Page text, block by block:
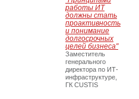
работы ИТ
должны стать
проактивность
и понимание
долгосрочных
целей бизнеса"
Заместитель
генерального
директора по ИТ-
инфраструктуре,
ГК CUSTIS